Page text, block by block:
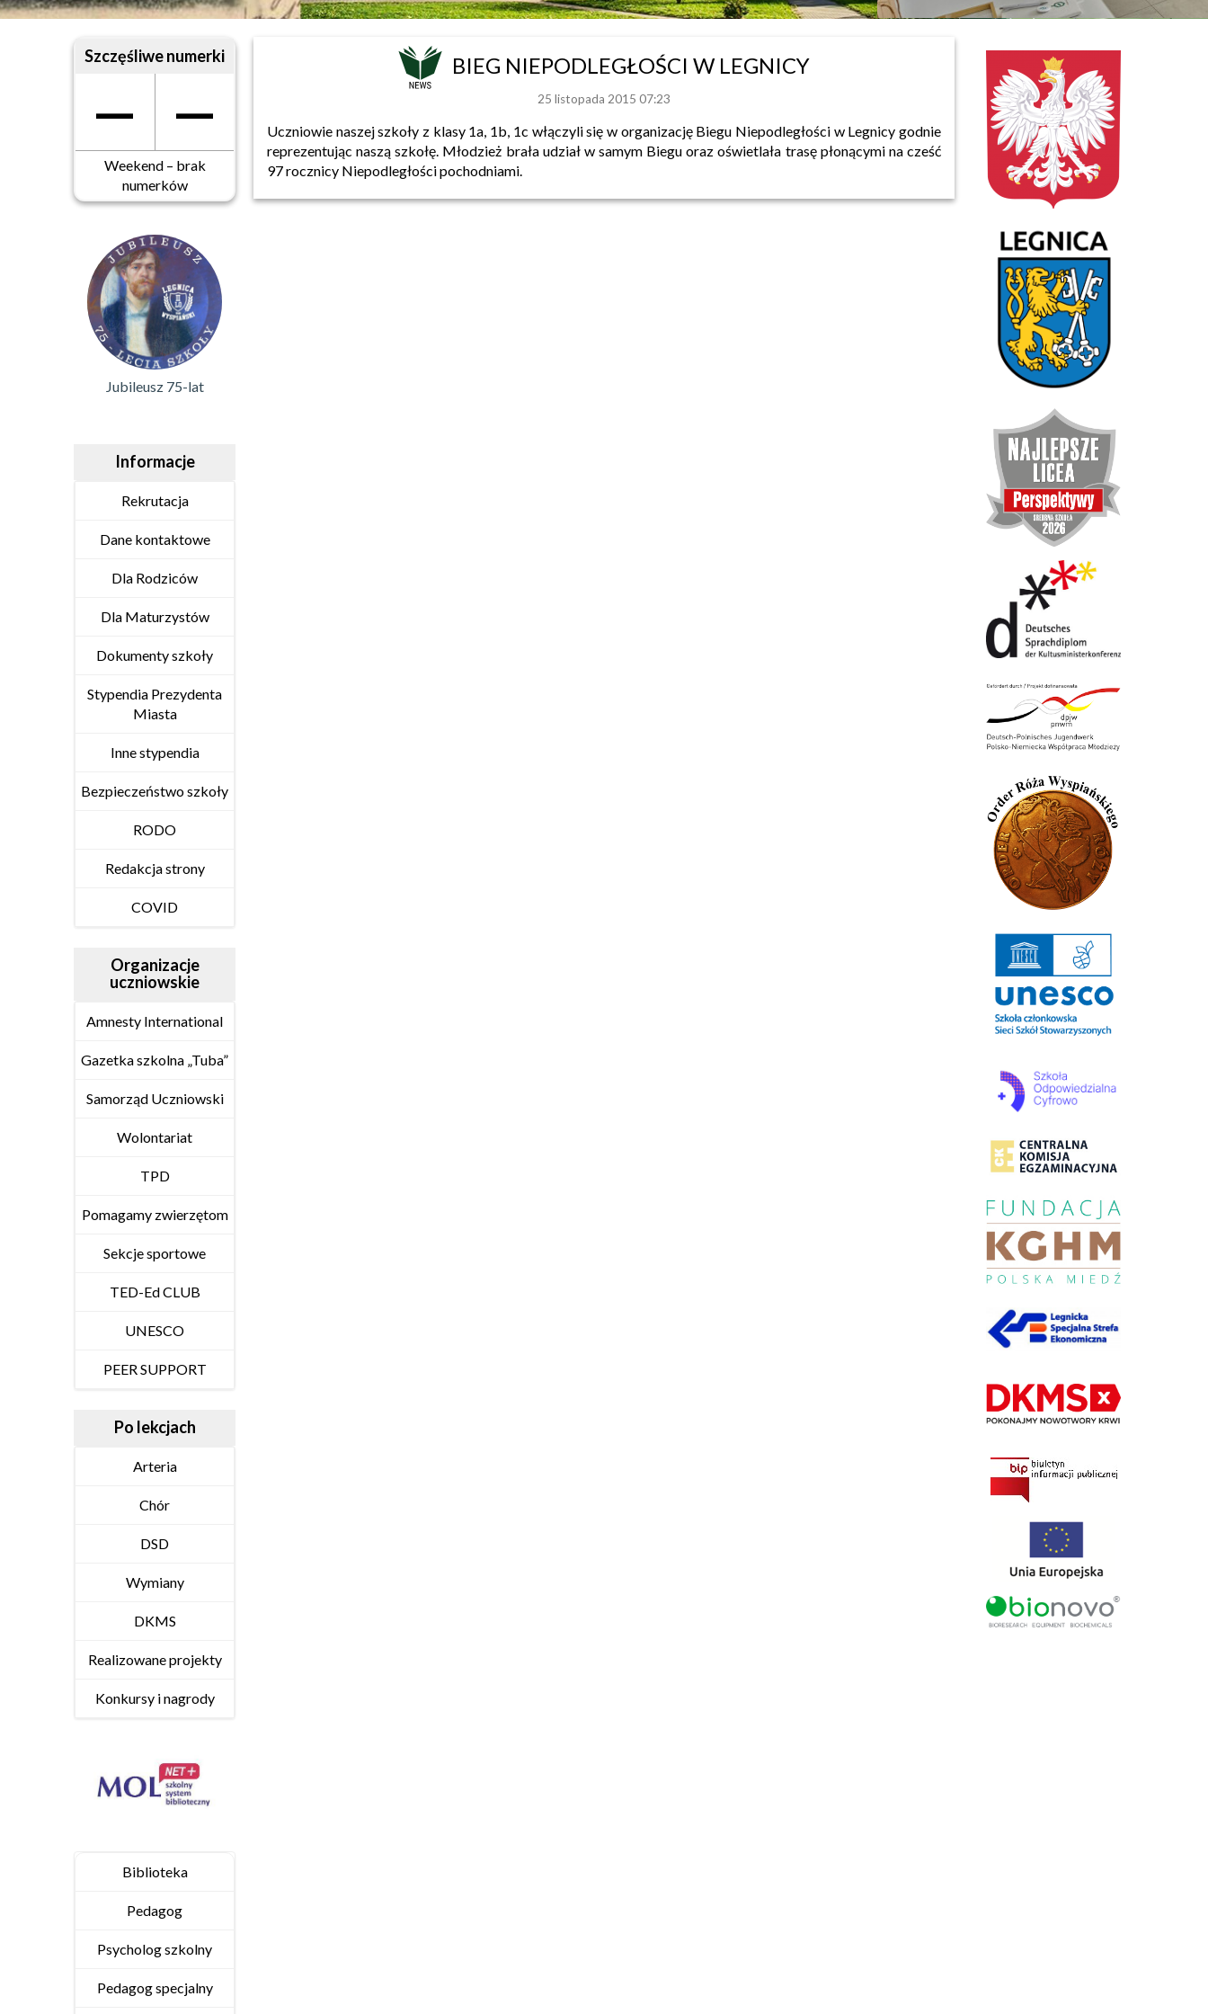
Szczęśliwe numerki
— —
Weekend – brak
numerków
Jubileusz 75-lat
Informacje
Rekrutacja
Dane kontaktowe
Dla Rodziców
Dla Maturzystów
Dokumenty szkoły
Stypendia Prezydenta
Miasta
Inne stypendia
Bezpieczeństwo szkoły
RODO
Redakcja strony
COVID
Organizacje
uczniowskie
Amnesty International
Gazetka szkolna „Tuba”
Samorząd Uczniowski
Wolontariat
TPD
Pomagamy zwierzętom
Sekcje sportowe
TED-Ed CLUB
UNESCO
PEER SUPPORT
Po lekcjach
Arteria
Chór
DSD
Wymiany
DKMS
Realizowane projekty
Konkursy i nagrody
Biblioteka
Pedagog
Psycholog szkolny
Pedagog specjalny
BIEG NIEPODLEGŁOŚCI W LEGNICY
25 listopada 2015 07:23
Uczniowie naszej szkoły z klasy 1a, 1b, 1c włączyli się w organizację Biegu Niepodległości w Legnicy godnie
reprezentując naszą szkołę. Młodzież brała udział w samym Biegu oraz oświetlała trasę płonącymi na cześć
97 rocznicy Niepodległości pochodniami.